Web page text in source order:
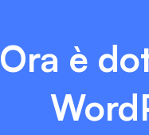
Ora è